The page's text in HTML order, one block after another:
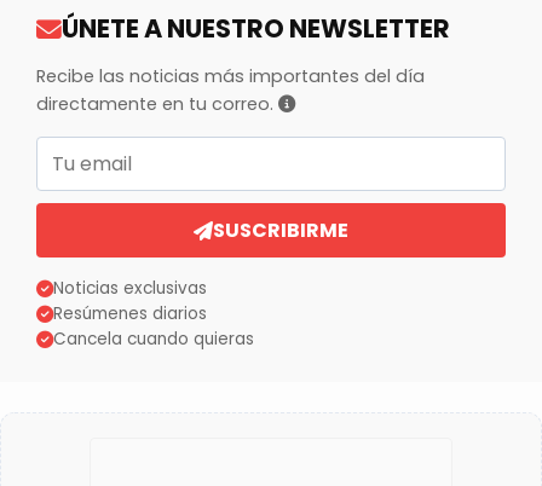
ÚNETE A NUESTRO NEWSLETTER
Recibe las noticias más importantes del día
directamente en tu correo.
SUSCRIBIRME
Noticias exclusivas
Resúmenes diarios
Cancela cuando quieras